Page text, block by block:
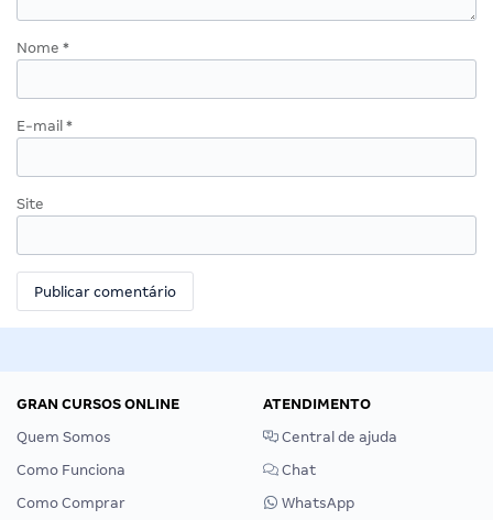
Nome *
E-mail *
Site
GRAN CURSOS ONLINE
Quem Somos
Como Funciona
Como Comprar
ATENDIMENTO
Central de ajuda
Chat
WhatsApp